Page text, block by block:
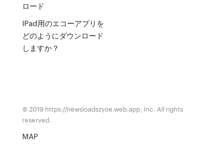
ロード
IPad用のエコーアプリを
どのようにダウンロード
しますか？
© 2019 https://newsloadszyoe.web.app, Inc. All rights
reserved.
MAP